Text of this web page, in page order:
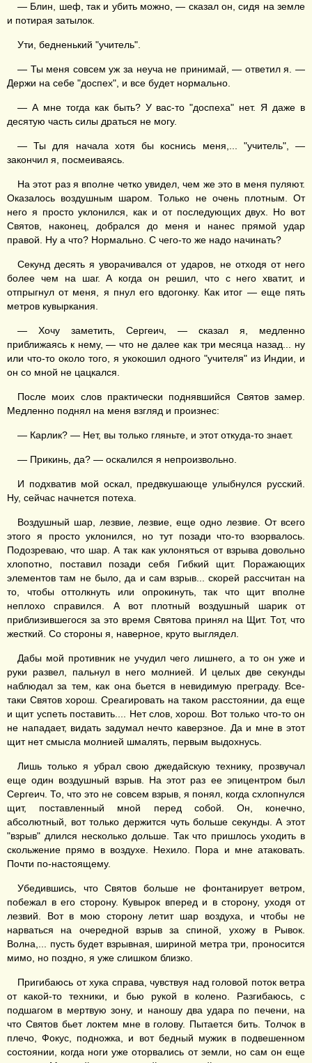
— Блин, шеф, так и убить можно, — сказал он, сидя на земле
и потирая затылок.
Ути, бедненький "учитель".
— Ты меня совсем уж за неуча не принимай, — ответил я. —
Держи на себе "доспех", и все будет нормально.
— А мне тогда как быть? У вас-то "доспеха" нет. Я даже в
десятую часть силы драться не могу.
— Ты для начала хотя бы коснись меня,... "учитель", —
закончил я, посмеиваясь.
На этот раз я вполне четко увидел, чем же это в меня пуляют.
Оказалось воздушным шаром. Только не очень плотным. От
него я просто уклонился, как и от последующих двух. Но вот
Святов, наконец, добрался до меня и нанес прямой удар
правой. Ну а что? Нормально. С чего-то же надо начинать?
Секунд десять я уворачивался от ударов, не отходя от него
более чем на шаг. А когда он решил, что с него хватит, и
отпрыгнул от меня, я пнул его вдогонку. Как итог — еще пять
метров кувыркания.
— Хочу заметить, Сергеич, — сказал я, медленно
приближаясь к нему, — что не далее как три месяца назад... ну
или что-то около того, я укокошил одного "учителя" из Индии, и
он со мной не цацкался.
После моих слов практически поднявшийся Святов замер.
Медленно поднял на меня взгляд и произнес:
— Карлик? — Нет, вы только гляньте, и этот откуда-то знает.
— Прикинь, да? — оскалился я непроизвольно.
И подхватив мой оскал, предвкушающе улыбнулся русский.
Ну, сейчас начнется потеха.
Воздушный шар, лезвие, лезвие, еще одно лезвие. От всего
этого я просто уклонился, но тут позади что-то взорвалось.
Подозреваю, что шар. А так как уклоняться от взрыва довольно
хлопотно, поставил позади себя Гибкий щит. Поражающих
элементов там не было, да и сам взрыв... скорей рассчитан на
то, чтобы оттолкнуть или опрокинуть, так что щит вполне
неплохо справился. А вот плотный воздушный шарик от
приблизившегося за это время Святова принял на Щит. Тот, что
жесткий. Со стороны я, наверное, круто выглядел.
Дабы мой противник не учудил чего лишнего, а то он уже и
руки развел, пальнул в него молнией. И целых две секунды
наблюдал за тем, как она бьется в невидимую преграду. Все-
таки Святов хорош. Среагировать на таком расстоянии, да еще
и щит успеть поставить.... Нет слов, хорош. Вот только что-то он
не нападает, видать задумал нечто каверзное. Да и мне в этот
щит нет смысла молнией шмалять, первым выдохнусь.
Лишь только я убрал свою джедайскую технику, прозвучал
еще один воздушный взрыв. На этот раз ее эпицентром был
Сергеич. То, что это не совсем взрыв, я понял, когда схлопнулся
щит, поставленный мной перед собой. Он, конечно,
абсолютный, вот только держится чуть больше секунды. А этот
"взрыв" длился несколько дольше. Так что пришлось уходить в
скольжение прямо в воздухе. Нехило. Пора и мне атаковать.
Почти по-настоящему.
Убедившись, что Святов больше не фонтанирует ветром,
побежал в его сторону. Кувырок вперед и в сторону, уходя от
лезвий. Вот в мою сторону летит шар воздуха, и чтобы не
нарваться на очередной взрыв за спиной, ухожу в Рывок.
Волна,... пусть будет взрывная, шириной метра три, проносится
мимо, но поздно, я уже слишком близко.
Пригибаюсь от хука справа, чувствуя над головой поток ветра
от какой-то техники, и бью рукой в колено. Разгибаюсь, с
подшагом в мертвую зону, и наношу два удара по печени, на
что Святов бьет локтем мне в голову. Пытается бить. Толчок в
плечо, Фокус, подножка, и вот бедный мужик в подвешенном
состоянии, когда ноги уже оторвались от земли, но сам он еще